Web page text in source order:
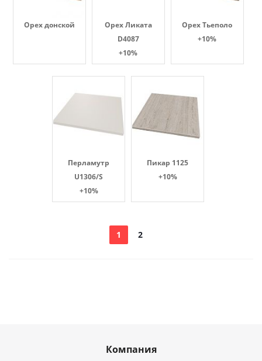
Орех донской
Орех Ликата
D4087
+10%
Орех Тьеполо
+10%
Перламутр
U1306/S
+10%
Пикар 1125
+10%
1 2
Компания